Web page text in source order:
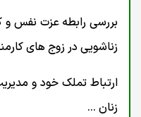
بررسی رابطه عزت نفس و
زناشویی در زوج های
ارتباط تملک خود و
زنان ...